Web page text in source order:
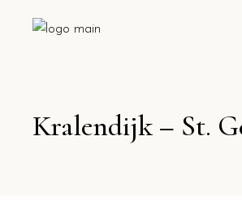
Kralendijk – St.